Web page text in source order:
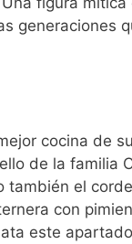
generaciones
cocina de
de la familia
el
con
este